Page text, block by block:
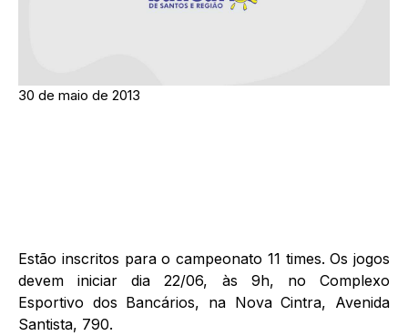
30 de maio de 2013
Estão inscritos para o campeonato 11 times. Os jogos
devem iniciar dia 22/06, às 9h, no Complexo
Esportivo dos Bancários, na Nova Cintra, Avenida
Santista, 790.